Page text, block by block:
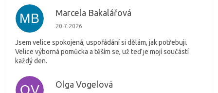
MB Marcela Bakalářová
Hodnocení obchodu je 5 z 5 hvězdiček.
20.7.2026
Jsem velice spokojená, uspořádání si dělám, jak potřebuji.
Velice výborná pomůcka a těším se, už teď je mojí součástí
každý den.
OV Olga Vogelová